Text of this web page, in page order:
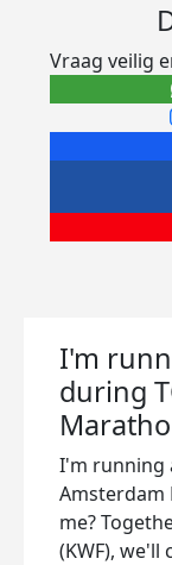
Vraag veilig
I'm
during
I'm running
Amsterdam
me?
(KWF),